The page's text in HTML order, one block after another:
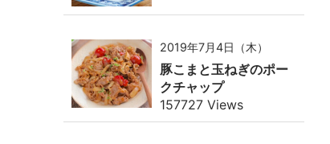
2019年7月4日（木）
豚こまと玉ねぎのポー
クチャップ
157727 Views